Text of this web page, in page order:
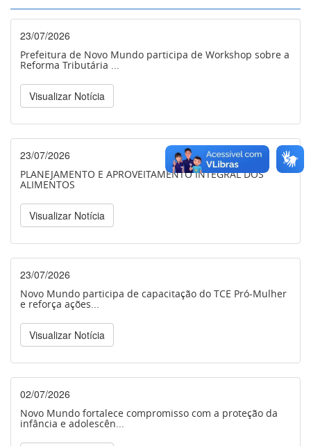
23/07/2026
Prefeitura de Novo Mundo participa de Workshop sobre a
Reforma Tributária ...
Visualizar Notícia
23/07/2026
PLANEJAMENTO E APROVEITAMENTO INTEGRAL DOS
ALIMENTOS
Visualizar Notícia
23/07/2026
Novo Mundo participa de capacitação do TCE Pró-Mulher
e reforça ações...
Visualizar Notícia
02/07/2026
Novo Mundo fortalece compromisso com a proteção da
infância e adolescên...